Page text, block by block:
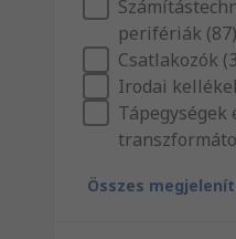
perifériák (87)
Csatlakozók
Irodai
Tápegységek
Összes